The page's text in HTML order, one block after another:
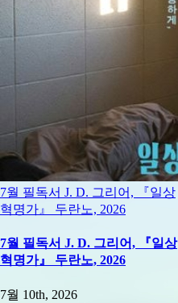
7월 필독서 J. D. 그리어, 『일상
혁명가』 두란노, 2026
7월 필독서 J. D. 그리어, 『일상
혁명가』 두란노, 2026
7월 10th, 2026